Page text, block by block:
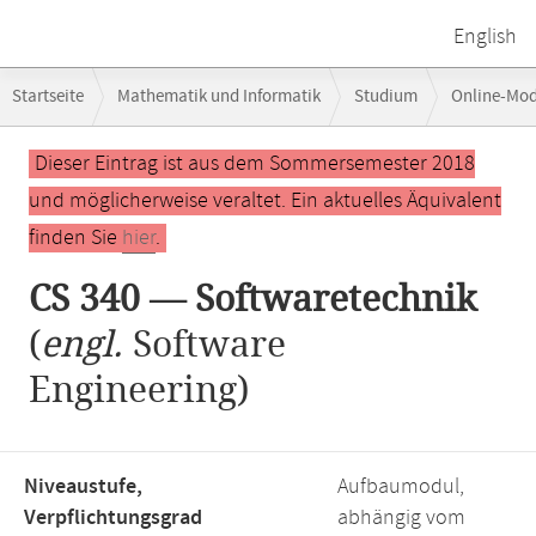
English
Navigation
Startseite Mathematik und Informatik Studium Online-
Hauptinhalt
Dieser Eintrag ist aus dem Sommersemester 2018
und möglicherweise veraltet. Ein aktuelles Äquivalent
finden Sie hier.
CS 340 — Softwaretechnik
(engl. Software
Engineering)
Niveaustufe,
Verpflichtungsgrad
Aufbaumodul,
abhängig vom